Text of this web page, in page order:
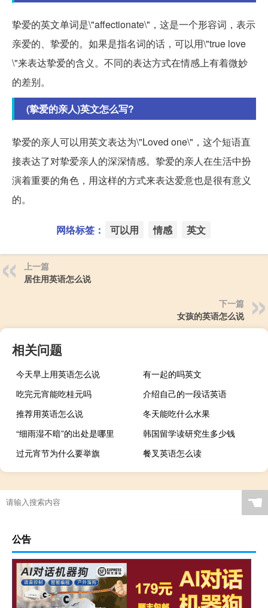
挚爱的英文单词是\"affectionate\"，这是一个形容词，表示
亲爱的、挚爱的。如果是指名词的话，可以用\"true love
\"来表达挚爱的含义。不同的表达方式在情感上有着微妙
的差别。
(挚爱的亲人)英文怎么写?
挚爱的亲人可以用英文表达为\"Loved one\"，这个短语直
接表达了对挚爱亲人的深深情感。挚爱的亲人在生活中扮
演着重要的角色，用这样的方式来表达爱意也是很有意义
的。
网络标签： 可以用 情感 英文
上一篇
居住用英语怎么说
下一篇
女孩的英语怎么说
相关问题
今天早上用英语怎么说
有一起的吗英文
吃完元宵能吃桂元吗
介绍自己的一段话英语
推荐用英语怎么说
冬天能吃什么水果
“细雨湿不暗”的出处是哪里
韩国留学读研究生多少钱
过元宵节为什么要举旗
餐叉英语怎么读
☚
公告